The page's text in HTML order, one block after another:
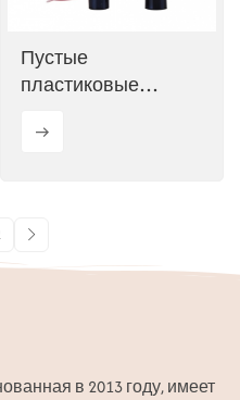
Пустые
пластиковые
для губ объемом 20
в 2013 году, имеет